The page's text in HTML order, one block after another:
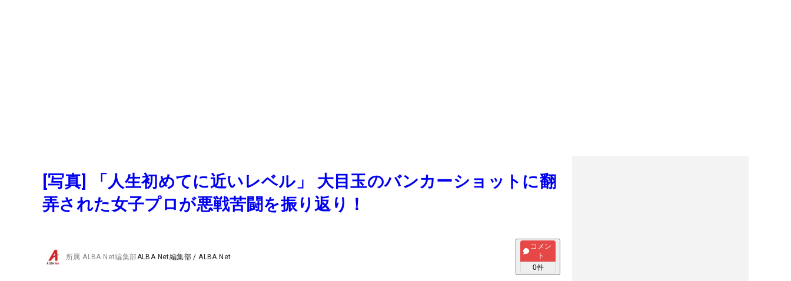
[写真] 「人生初めてに近いレベル」 大目玉のバンカーショットに翻
弄された女子プロが悪戦苦闘を振り返り！
所属ALBA Net編集部ALBA Net編集部 /ALBA Net
コメン
ト
0件